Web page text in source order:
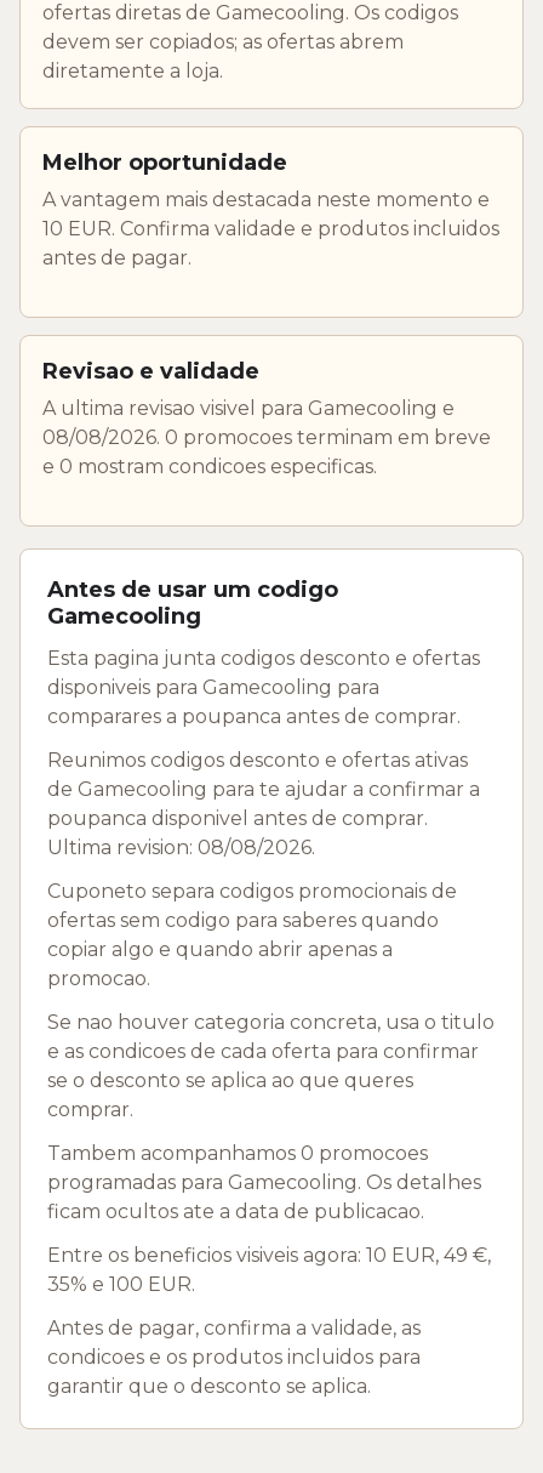
ofertas diretas de Gamecooling. Os codigos
devem ser copiados; as ofertas abrem
diretamente a loja.
Melhor oportunidade
A vantagem mais destacada neste momento e
10 EUR. Confirma validade e produtos incluidos
antes de pagar.
Revisao e validade
A ultima revisao visivel para Gamecooling e
08/08/2026. 0 promocoes terminam em breve
e 0 mostram condicoes especificas.
Antes de usar um codigo
Gamecooling
Esta pagina junta codigos desconto e ofertas
disponiveis para Gamecooling para
comparares a poupanca antes de comprar.
Reunimos codigos desconto e ofertas ativas
de Gamecooling para te ajudar a confirmar a
poupanca disponivel antes de comprar.
Ultima revision: 08/08/2026.
Cuponeto separa codigos promocionais de
ofertas sem codigo para saberes quando
copiar algo e quando abrir apenas a
promocao.
Se nao houver categoria concreta, usa o titulo
e as condicoes de cada oferta para confirmar
se o desconto se aplica ao que queres
comprar.
Tambem acompanhamos 0 promocoes
programadas para Gamecooling. Os detalhes
ficam ocultos ate a data de publicacao.
Entre os beneficios visiveis agora: 10 EUR, 49 €,
35% e 100 EUR.
Antes de pagar, confirma a validade, as
condicoes e os produtos incluidos para
garantir que o desconto se aplica.